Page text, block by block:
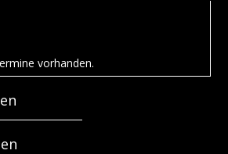
vorhanden.